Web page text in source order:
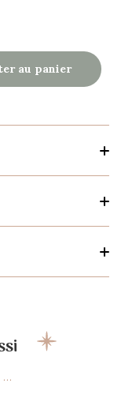
au panier